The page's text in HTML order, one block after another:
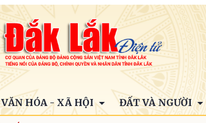
VĂN HÓA - XÃ HỘI ĐẤT VÀ NGƯỜI